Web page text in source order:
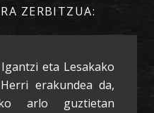
ZERBITZUA:
eta Lesakako
erakundea da,
arlo guztietan